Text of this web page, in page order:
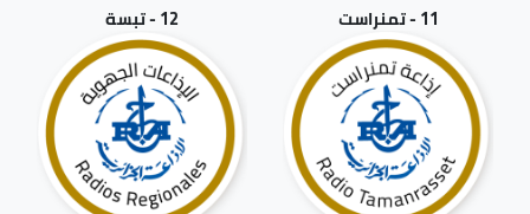
11 - تمنراست 12 - تبسة